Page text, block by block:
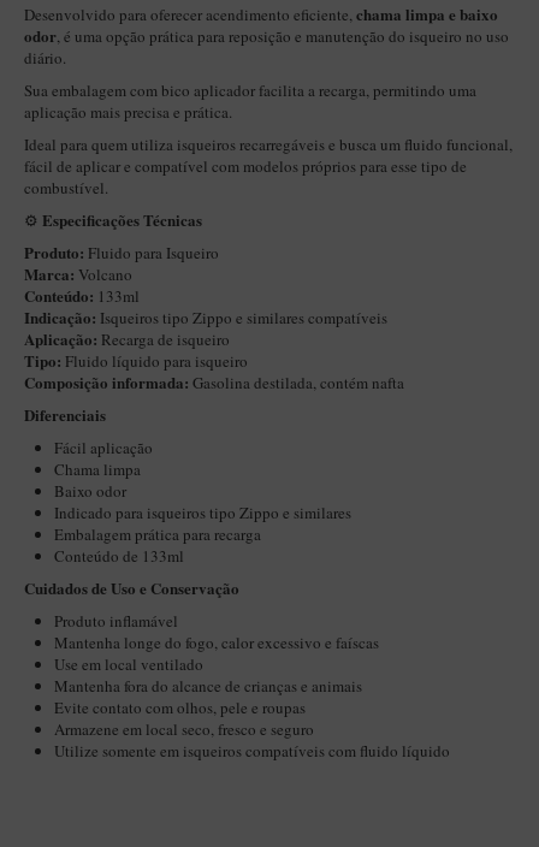
Itália Encerado
Maestro Nacional
Maestro Nacional Encerado
Caboclo - 7 Voltas
Cachimbeco
Churchwarden
Fiore
Giovanni
Jateado
Luiggi
Montana
Mouton
New Rose
New Rose Polido
Petrus
Piccolo
Premium
Sextavado
Zuccardi
Desenvolvido para oferecer acendimento eficiente,chama limpa e baixo
odor, é uma opção prática para reposição e manutenção do isqueiro no uso
diário.
Sua embalagem com bico aplicador facilita a recarga, permitindo uma
aplicação mais precisa e prática.
Ideal para quem utiliza isqueiros recarregáveis e busca um fluido funcional,
fácil de aplicar e compatível com modelos próprios para esse tipo de
combustível.
⚙️ Especificações Técnicas
Produto: Fluido para Isqueiro
Marca: Volcano
Conteúdo: 133ml
Indicação: Isqueiros tipo Zippo e similares compatíveis
Aplicação: Recarga de isqueiro
Tipo: Fluido líquido para isqueiro
Composição informada: Gasolina destilada, contém nafta
Diferenciais
Fácil aplicação
Chama limpa
Baixo odor
Indicado para isqueiros tipo Zippo e similares
Embalagem prática para recarga
Conteúdo de 133ml
Cuidados de Uso e Conservação
Produto inflamável
Mantenha longe do fogo, calor excessivo e faíscas
Use em local ventilado
Mantenha fora do alcance de crianças e animais
Evite contato com olhos, pele e roupas
Armazene em local seco, fresco e seguro
Utilize somente em isqueiros compatíveis com fluido líquido